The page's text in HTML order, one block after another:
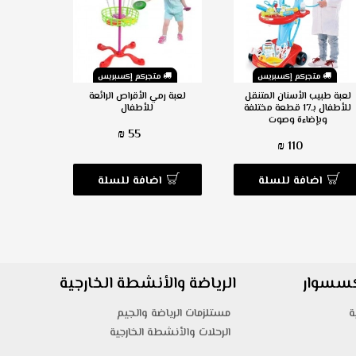
متجركم إكسبريس
لعبة طبيب الأسنان المتنقل
للأطفال بـ17 قطعة مختلفة
وبإضاءة وصوت
110 ₪
اضافة للسلة
متجركم إكسبريس
لعبة رمي الأقراص الرائعة
للأطفال
55 ₪
اضافة للسلة
الرياضة والأنشطة الخارجية
مستلزمات الرياضة والجيم
الرحلات والأنشطة الخارجية